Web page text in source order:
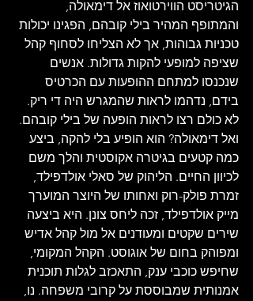
הגיטריסט הווירטואוז אל דימאולה,
והמתופף המהיר בילי קובהם, הפגינו יכולות
טכניות גבוהות, אך לא הצליחו לסחוף קהל
שציפה למופעי להקות גדולות. אנשים
שנכנסו למתחם ההופעות עם הכרטיס
בידם, נדהמו לראות שהמגרש היה די ריק.
לא כולם רצו לראות הופעה של בילי קובהם.
ואל דימאולה? הוא הופיע בלי להקה, ביצע
כמה קטעים בגיטרה אקוסטית והלך משם
לכיוון החיים. הליהוק של סאלי אולדפילד,
זמרת פולק-רוק ואחותו של היוצר המוערך
מייק אולדפילד, זכה ליחס צונן. היא ביצעה
שירים שקטים ומעודנים אל מול קהל אדיש
ומפוהק בחום של אוגוסט. הקהל המקומי,
שחיפש כוכבי ענק, התאכזב לגלות תוכנית
אמנותית שמבוססת על קרובי משפחה. נו,